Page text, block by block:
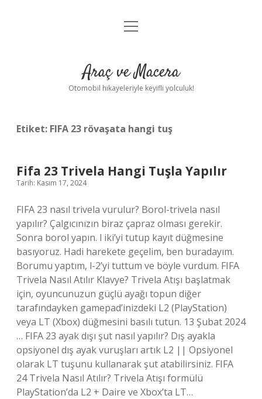
Anasayfa
Yasal Uyarı
menüyü
Araç ve Macera
Otomobil hikayeleriyle keyifli yolculuk!
Etiket: FIFA 23 rövaşata hangi tuş
Fifa 23 Trivela Hangi Tuşla Yapılır
Tarih: Kasım 17, 2024
FIFA 23 nasıl trivela vurulur? Borol-trivela nasıl
yapılır? Çalgıcınızın biraz çapraz olması gerekir.
Sonra borol yapın. l iki’yi tutup kayıt düğmesine
basıyoruz. Hadi harekete geçelim, ben buradayım.
Borumu yaptım, l-2’yi tuttum ve böyle vurdum. FIFA
Trivela Nasıl Atılır Klavye? Trivela Atışı başlatmak
için, oyuncunuzun güçlü ayağı topun diğer
tarafındayken gamepad’inizdeki L2 (PlayStation)
veya LT (Xbox) düğmesini basılı tutun. 13 Şubat 2024
… FIFA 23 ayak dışı şut nasıl yapılır? Dış ayakla
opsiyonel dış ayak vuruşları artık L2 || Opsiyonel
olarak LT tuşunu kullanarak şut atabilirsiniz. FIFA
24 Trivela Nasıl Atılır? Trivela Atışı formülü
PlayStation’da L2 + Daire ve Xbox’ta LT…